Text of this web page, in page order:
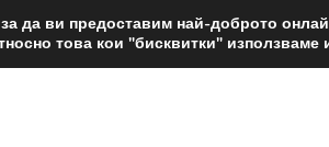
от 12 лв.
да ви предоставим най-доброто
това кои "бисквитки" използваме